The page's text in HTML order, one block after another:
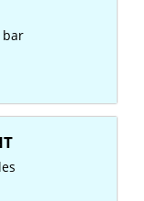
bar